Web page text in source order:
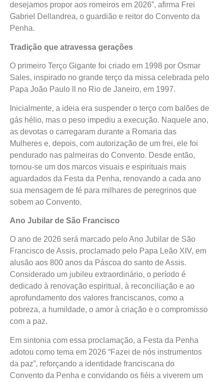
desejamos propor aos romeiros em 2026”, afirma Frei
Gabriel Dellandrea, o guardião e reitor do Convento da
Penha.
Tradição que atravessa gerações
O primeiro Terço Gigante foi criado em 1998 por Osmar
Sales, inspirado no grande terço da missa celebrada pelo
Papa João Paulo II no Rio de Janeiro, em 1997.
Inicialmente, a ideia era suspender o terço com balões de
gás hélio, mas o peso impediu a execução. Naquele ano,
as devotas o carregaram durante a Romaria das
Mulheres e, depois, com autorização de um frei, ele foi
pendurado nas palmeiras do Convento. Desde então,
tornou-se um dos marcos visuais e espirituais mais
aguardados da Festa da Penha, renovando a cada ano
sua mensagem de fé para milhares de peregrinos que
sobem ao Convento.
Ano Jubilar de São Francisco
O ano de 2026 será marcado pelo Ano Jubilar de São
Francisco de Assis, proclamado pelo Papa Leão XIV, em
alusão aos 800 anos da Páscoa do santo de Assis.
Considerado um jubileu extraordinário, o período é
dedicado à renovação espiritual, à reconciliação e ao
aprofundamento dos valores franciscanos, como a
pobreza, a humildade, o amor à criação e o compromisso
com a paz.
Em sintonia com essa proclamação, a Festa da Penha
adotou como tema em 2026 “Fazei de nós instrumentos
da paz”, reforçando a identidade franciscana do
Convento da Penha e convidando os fiéis a viverem um